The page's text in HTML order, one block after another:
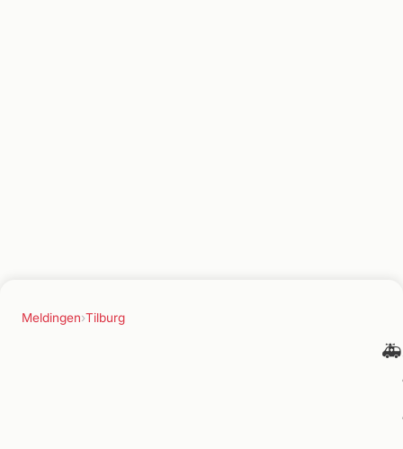
Meldingen›Tilburg
🚑